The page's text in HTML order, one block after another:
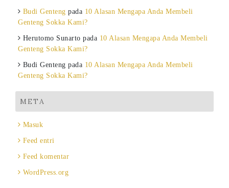
Budi Genteng pada 10 Alasan Mengapa Anda Membeli
Genteng Sokka Kami?
Herutomo Sunarto pada 10 Alasan Mengapa Anda Membeli
Genteng Sokka Kami?
Budi Genteng pada 10 Alasan Mengapa Anda Membeli
Genteng Sokka Kami?
META
Masuk
Feed entri
Feed komentar
WordPress.org